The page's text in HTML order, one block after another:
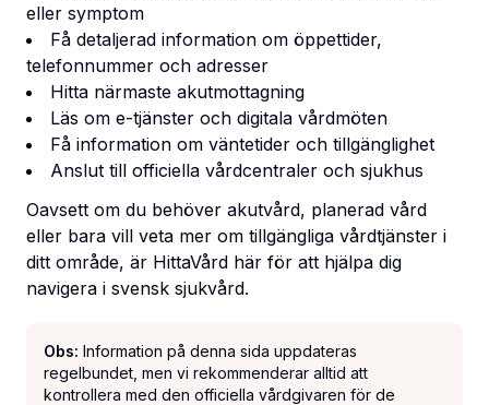
eller symptom
Få detaljerad information om öppettider,
telefonnummer och adresser
Hitta närmaste akutmottagning
Läs om e-tjänster och digitala vårdmöten
Få information om väntetider och tillgänglighet
Anslut till officiella vårdcentraler och sjukhus
Oavsett om du behöver akutvård, planerad vård
eller bara vill veta mer om tillgängliga vårdtjänster i
ditt område, är HittaVård här för att hjälpa dig
navigera i svensk sjukvård.
Obs: Information på denna sida uppdateras
regelbundet, men vi rekommenderar alltid att
kontrollera med den officiella vårdgivaren för de